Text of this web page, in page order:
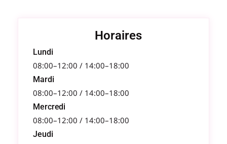
Horaires
Lundi
08:00–12:00 / 14:00–18:00
Mardi
08:00–12:00 / 14:00–18:00
Mercredi
08:00–12:00 / 14:00–18:00
Jeudi